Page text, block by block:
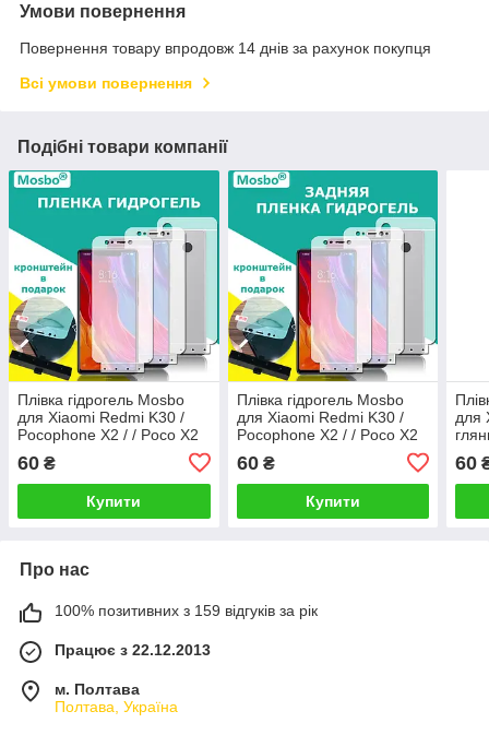
Умови повернення
Повернення товару впродовж 14 днів за рахунок покупця
Всі умови повернення
Подібні товари компанії
Плівка гідрогель Mosbo
для Xiaomi Redmi K30 /
Pocophone X2 / / Poco X2
Передня глянцева 1376P
60 ₴
Купити
Плівка гідрогель Mosbo
для Xiaomi Redmi K30 /
Pocophone X2 / / Poco X2
60₴
Купити
для
60
Про нас
100% позитивних з 159 відгуків за рік
Працює з 22.12.2013
м. Полтава
Полтава, Україна